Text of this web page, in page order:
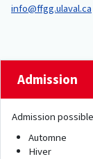
info@ffgg.ulaval.ca
Admission
Admission
Automne
Hiver